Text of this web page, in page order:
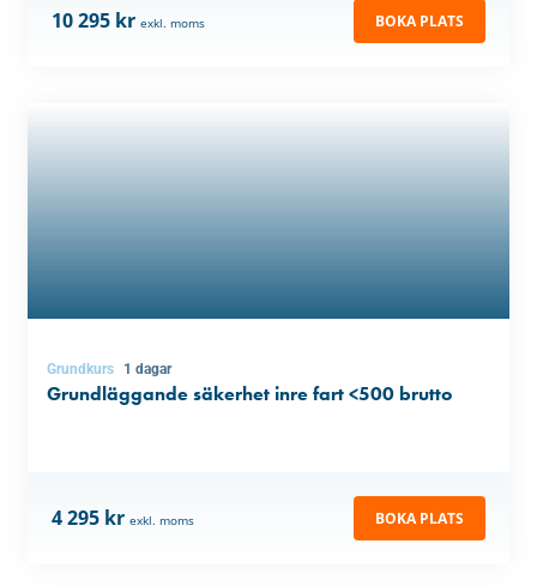
10 295 kr exkl. moms BOKA PLATS
Grundkurs 1 dagar
Grundläggande säkerhet inre fart <500 brutto
4 295 kr exkl. moms BOKA PLATS